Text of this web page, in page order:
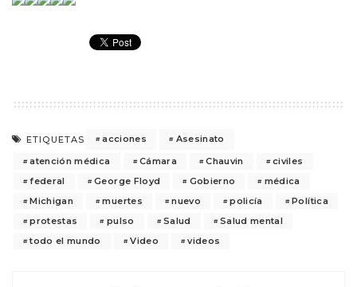
ETIQUETAS acciones
Asesinato
atención médica
Cámara Chauvin
civiles
federal
George Floyd Gobierno
médica
Michigan
muertes nuevo policía
Política
protestas
pulso Salud
Salud mental
todo el mundo
Video videos